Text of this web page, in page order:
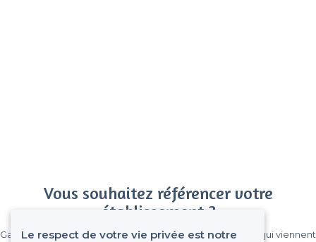
Vous souhaitez référencer votre
établissement ?
Gagnez de nombreux clients parmi le million de visiteurs qui viennent
Le respect de votre vie privée est notre